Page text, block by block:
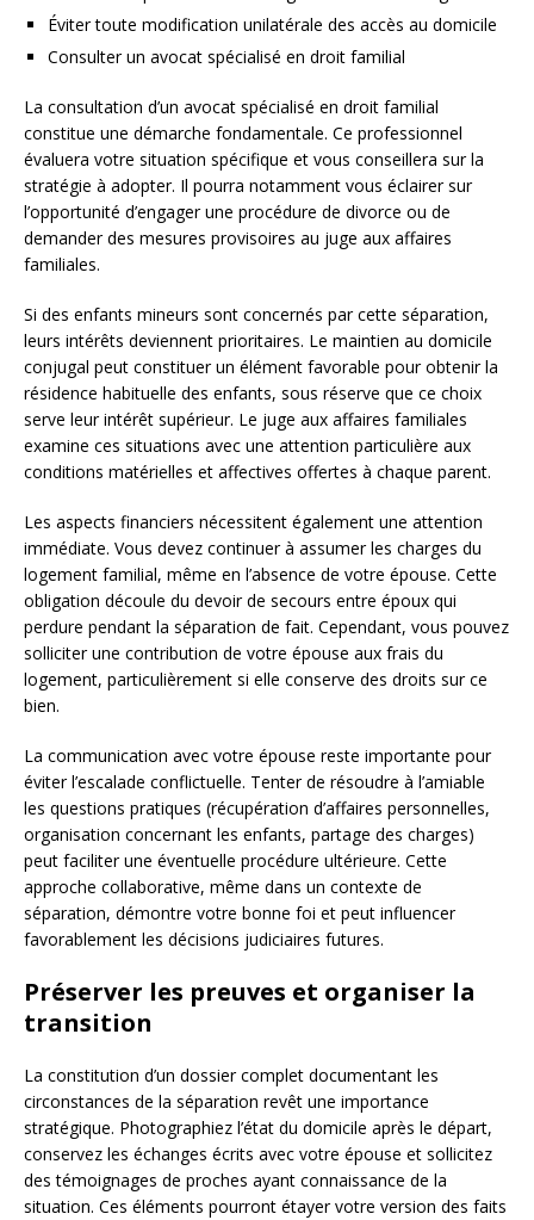
Éviter toute modification unilatérale des accès au domicile
Consulter un avocat spécialisé en droit familial
La consultation d’un avocat spécialisé en droit familial
constitue une démarche fondamentale. Ce professionnel
évaluera votre situation spécifique et vous conseillera sur la
stratégie à adopter. Il pourra notamment vous éclairer sur
l’opportunité d’engager une procédure de divorce ou de
demander des mesures provisoires au juge aux affaires
familiales.
Si des enfants mineurs sont concernés par cette séparation,
leurs intérêts deviennent prioritaires. Le maintien au domicile
conjugal peut constituer un élément favorable pour obtenir la
résidence habituelle des enfants, sous réserve que ce choix
serve leur intérêt supérieur. Le juge aux affaires familiales
examine ces situations avec une attention particulière aux
conditions matérielles et affectives offertes à chaque parent.
Les aspects financiers nécessitent également une attention
immédiate. Vous devez continuer à assumer les charges du
logement familial, même en l’absence de votre épouse. Cette
obligation découle du devoir de secours entre époux qui
perdure pendant la séparation de fait. Cependant, vous pouvez
solliciter une contribution de votre épouse aux frais du
logement, particulièrement si elle conserve des droits sur ce
bien.
La communication avec votre épouse reste importante pour
éviter l’escalade conflictuelle. Tenter de résoudre à l’amiable
les questions pratiques (récupération d’affaires personnelles,
organisation concernant les enfants, partage des charges)
peut faciliter une éventuelle procédure ultérieure. Cette
approche collaborative, même dans un contexte de
séparation, démontre votre bonne foi et peut influencer
favorablement les décisions judiciaires futures.
Préserver les preuves et organiser la
transition
La constitution d’un dossier complet documentant les
circonstances de la séparation revêt une importance
stratégique. Photographiez l’état du domicile après le départ,
conservez les échanges écrits avec votre épouse et sollicitez
des témoignages de proches ayant connaissance de la
situation. Ces éléments pourront étayer votre version des faits